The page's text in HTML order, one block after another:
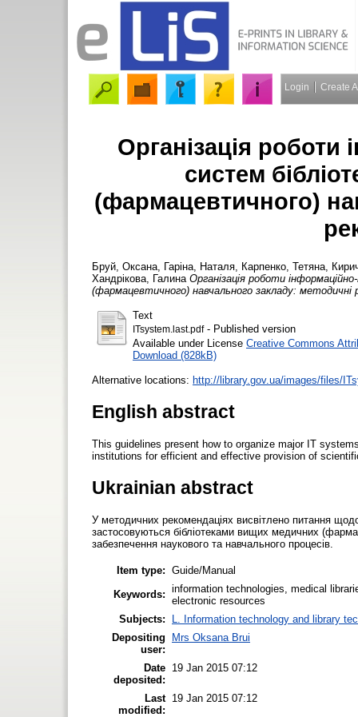
Login Create
Організація роботи
систем
(фармацевтичного)
Бруй, Оксана Гаріна, Наталя Карпенко, Тетяна
Хандрікова, Галина Організація роботи
(фармацевтичного) навчального закладу: методичні
Text
ITsystem.last.pdf- Published version
Available under License Creative Commons
Download (828kB)
Alternative locations: http://library.gov.ua/images/files/
English abstract
This guidelines present how to organize major IT
institutions for efficient and effective provision of
Ukrainian abstract
У методичних рекомендаціях висвітлено питання
застосовуються бібліотеками вищих медичних
забезпечення наукового та навчального процесів.
Item type: Guide/Manual
Keywords: information technologies, medical
electronic resources
Subjects:
L. Information technology and library
Depositing
user:
Mrs Oksana Brui
Date
deposited:
19 Jan 2015 07:12
Last
modified:
19 Jan 2015 07:12